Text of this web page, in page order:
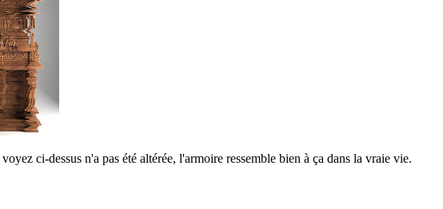
ci-dessus n'a pas été altérée, l'armoire ressemble bien à ça dans la vraie vie.